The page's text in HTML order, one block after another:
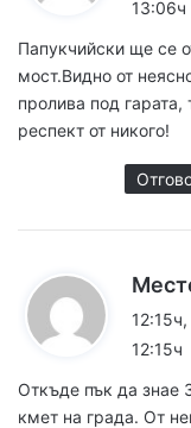
13:06ч
Папукчийски ще се
мост.Видно от
пролива под
респект от никого!
12:15ч
Откъде пък да знае
кмет на града. От